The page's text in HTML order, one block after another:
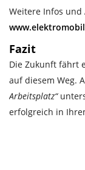
Weitere Infos
Fazit
Die Zukunft fährt
auf diesem Weg.
Arbeitsplatz“
erfolgreich in